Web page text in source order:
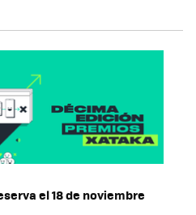
el 18 de noviembre